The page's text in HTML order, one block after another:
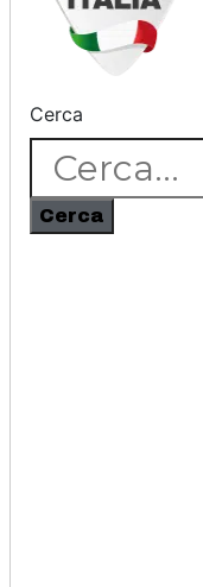
Cerca
Cerca